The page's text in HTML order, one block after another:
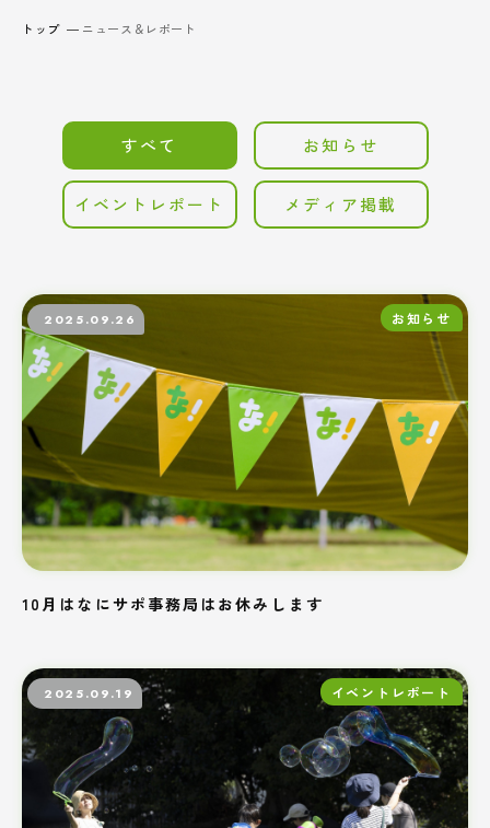
トップ ニュース＆レポート
すべて お知らせ
イベントレポート メディア掲載
2025.09.26 お知らせ
10月はなにサポ事務局はお休みします
2025.09.19 イベントレポート